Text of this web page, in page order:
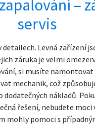
–
servis
detailech. Levná zařízení
záruka je velmi
si musíte namontovat
mechanik, což
nákladů.
řešení, nebudete moci
mohly pomoci s